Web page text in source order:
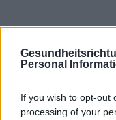
Personal
If you wish to opt-out
processing of your